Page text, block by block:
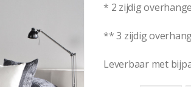
* 2 zijdig
** 3 zijdig
Leverbaar met